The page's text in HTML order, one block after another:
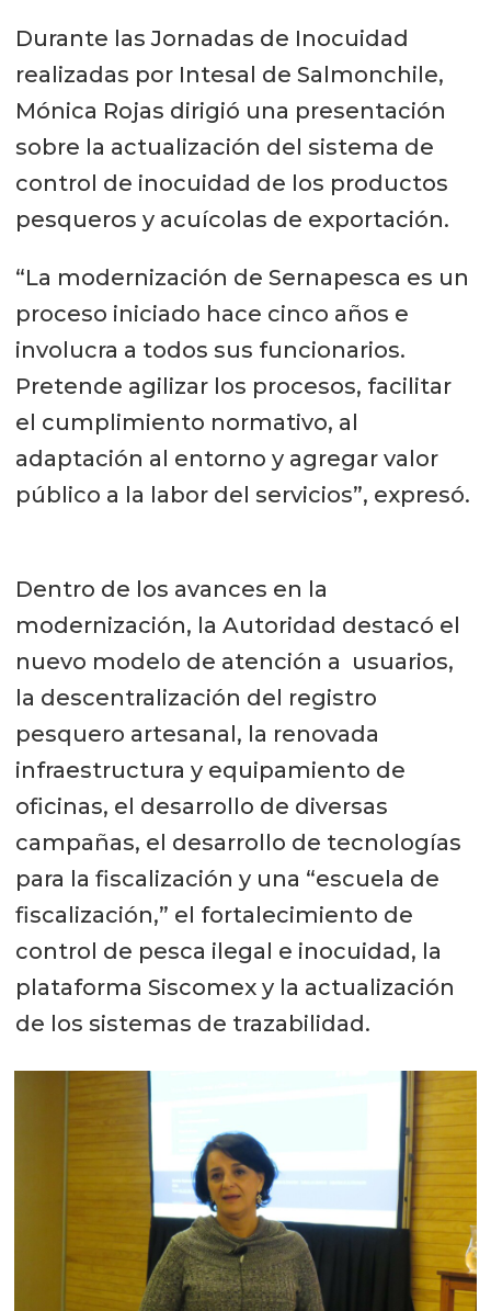
Fuente: Sernapesca, Subpesca e
IFOP, 2017.
Durante las Jornadas de Inocuidad
realizadas por Intesal de Salmonchile,
Mónica Rojas dirigió una presentación
sobre la actualización del sistema de
control de inocuidad de los productos
pesqueros y acuícolas de exportación.
“La modernización de Sernapesca es un
proceso iniciado hace cinco años e
involucra a todos sus funcionarios.
Pretende agilizar los procesos, facilitar
el cumplimiento normativo, al
adaptación al entorno y agregar valor
público a la labor del servicios”, expresó.
Dentro de los avances en la
modernización, la Autoridad destacó el
nuevo modelo de atención a usuarios,
la descentralización del registro
pesquero artesanal, la renovada
infraestructura y equipamiento de
oficinas, el desarrollo de diversas
campañas, el desarrollo de tecnologías
para la fiscalización y una “escuela de
fiscalización,” el fortalecimiento de
control de pesca ilegal e inocuidad, la
plataforma Siscomex y la actualización
de los sistemas de trazabilidad.